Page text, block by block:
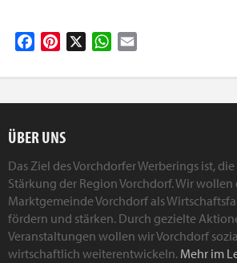
FacebookPinterest WhatsApp
ÜBER UNS
Das Ziel des Vorchdorfer Werberings ist,
Stärkung der Region Vorchdorf. Wir
Marktgemeinde Vorchdorf als
fördern und stärken. Durch gezielte
Veranstaltungen wollen wir Vorchdorf
wirtschaftlich weiterentwickeln. Mehr im